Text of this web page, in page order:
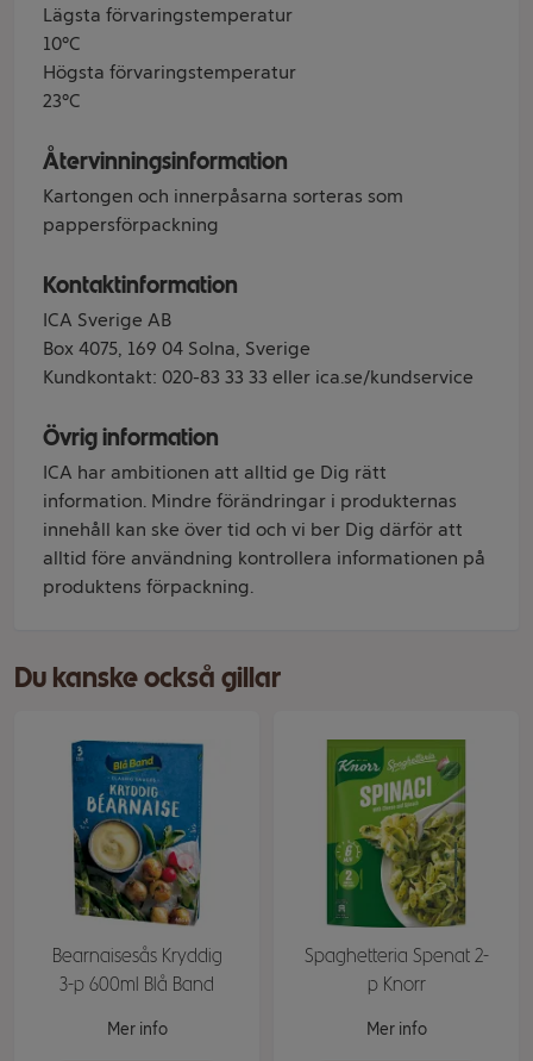
Lägsta förvaringstemperatur
10°C
Högsta förvaringstemperatur
23°C
Återvinningsinformation
Kartongen och innerpåsarna sorteras som
pappersförpackning
Kontaktinformation
ICA Sverige AB
Box 4075, 169 04 Solna, Sverige
Kundkontakt: 020-83 33 33 eller ica.se/kundservice
Övrig information
ICA har ambitionen att alltid ge Dig rätt
information. Mindre förändringar i produkternas
innehåll kan ske över tid och vi ber Dig därför att
alltid före användning kontrollera informationen på
produktens förpackning.
Du kanske också gillar
Bearnaisesås Kryddig
3-p 600ml Blå Band
Mer info
Spaghetteria Spenat 2-
p Knorr
Mer info